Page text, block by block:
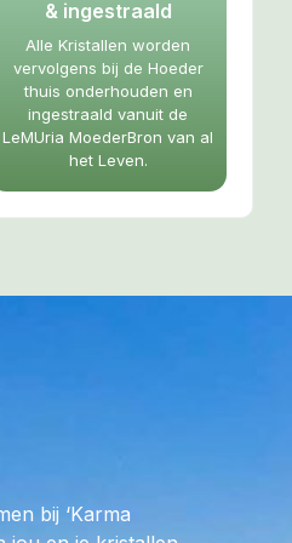
& ingestraald
Alle Kristallen worden
vervolgens bij de Hoeder
thuis onderhouden en
ingestraald vanuit de
LeMUria MoederBron van al
het Leven.
bij ‘Karma